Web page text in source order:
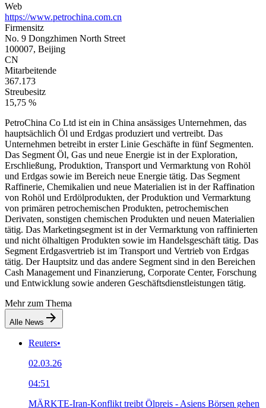
Web
https://www.petrochina.com.cn
Firmensitz
No. 9 Dongzhimen North Street
100007, Beijing
CN
Mitarbeitende
367.173
Streubesitz
15,75 %
PetroChina Co Ltd ist ein in China ansässiges Unternehmen, das
hauptsächlich Öl und Erdgas produziert und vertreibt. Das
Unternehmen betreibt in erster Linie Geschäfte in fünf Segmenten.
Das Segment Öl, Gas und neue Energie ist in der Exploration,
Erschließung, Produktion, Transport und Vermarktung von Rohöl
und Erdgas sowie im Bereich neue Energie tätig. Das Segment
Raffinerie, Chemikalien und neue Materialien ist in der Raffination
von Rohöl und Erdölprodukten, der Produktion und Vermarktung
von primären petrochemischen Produkten, petrochemischen
Derivaten, sonstigen chemischen Produkten und neuen Materialien
tätig. Das Marketingsegment ist in der Vermarktung von raffinierten
und nicht ölhaltigen Produkten sowie im Handelsgeschäft tätig. Das
Segment Erdgasvertrieb ist im Transport und Vertrieb von Erdgas
tätig. Der Hauptsitz und das andere Segment sind in den Bereichen
Cash Management und Finanzierung, Corporate Center, Forschung
und Entwicklung sowie anderen Geschäftsdienstleistungen tätig.
Mehr zum Thema
Alle News
Reuters•
02.03.26
04:51
MÄRKTE-Iran-Konflikt treibt Ölpreis - Asiens Börsen gehen